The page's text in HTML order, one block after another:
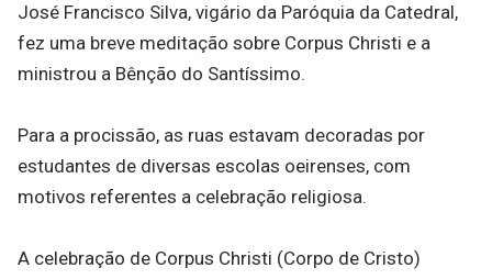
José Francisco Silva, vigário da Paróquia da Catedral,
fez uma breve meditação sobre Corpus Christi e a
ministrou a Bênção do Santíssimo.
Para a procissão, as ruas estavam decoradas por
estudantes de diversas escolas oeirenses, com
motivos referentes a celebração religiosa.
A celebração de Corpus Christi (Corpo de Cristo)